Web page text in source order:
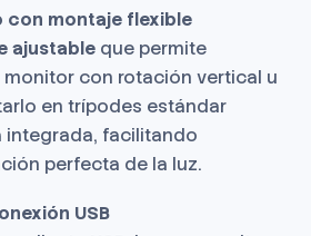
con montaje flexible
ajustable que permite
con rotación vertical u
en trípodes estándar
integrada, facilitando
perfecta de la luz.
USB